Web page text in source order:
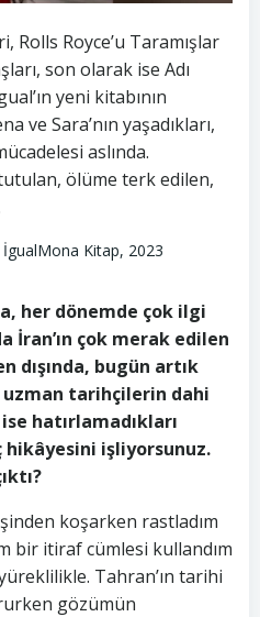
Rolls Royce’u Taramışlar
son olarak ise Adı
yeni kitabının
ve Sara’nın yaşadıkları,
aslında.
ölüme terk edilen,
Kitap, 2023
her dönemde çok ilgi
İran’ın çok merak edilen
dışında, bugün artık
uzman tarihçilerin dahi
hatırlamadıkları
hikâyesini işliyorsunuz.
koşarken rastladım
bir itiraf cümlesi kullandım
Tahran’ın tarihi
gözümün